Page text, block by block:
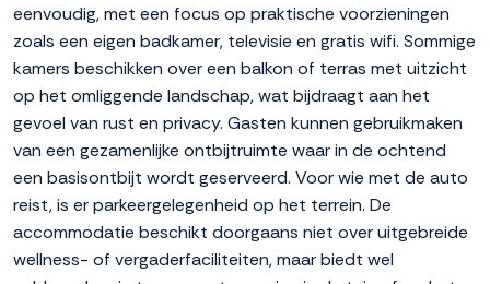
eenvoudig, met een focus op praktische voorzieningen
zoals een eigen badkamer, televisie en gratis wifi. Sommige
kamers beschikken over een balkon of terras met uitzicht
op het omliggende landschap, wat bijdraagt aan het
gevoel van rust en privacy. Gasten kunnen gebruikmaken
van een gezamenlijke ontbijtruimte waar in de ochtend
een basisontbijt wordt geserveerd. Voor wie met de auto
reist, is er parkeergelegenheid op het terrein. De
accommodatie beschikt doorgaans niet over uitgebreide
wellness- of vergaderfaciliteiten, maar biedt wel